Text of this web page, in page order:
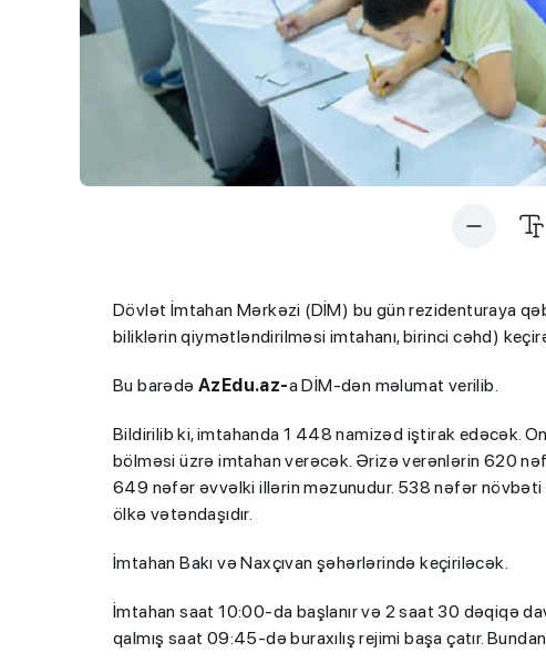
Dövlət İmtahan Mərkəzi (DİM) bu gün rezidenturaya
biliklərin qiymətləndirilməsi imtahanı, birinci cəhd)
Bu barədə AzEdu.az-a DİM-dən məlumat verilib.
Bildirilib ki, imtahanda 1 448 namizəd iştirak edəcək.
bölməsi üzrə imtahan verəcək. Ərizə verənlərin 620
649 nəfər əvvəlki illərin məzunudur. 538 nəfər
ölkə vətəndaşıdır.
İmtahan Bakı və Naxçıvan şəhərlərində keçiriləcək.
İmtahan saat 10:00-da başlanır və 2 saat 30 dəqiqə
qalmış saat 09:45-də buraxılış rejimi başa çatır.